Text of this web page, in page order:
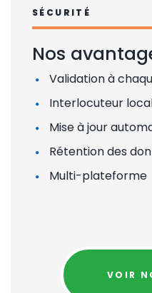
SÉCURITÉ
Nos
Validation à
Interlocuteur
Mise à jour
Rétention des
Multi-plateforme
VOIR